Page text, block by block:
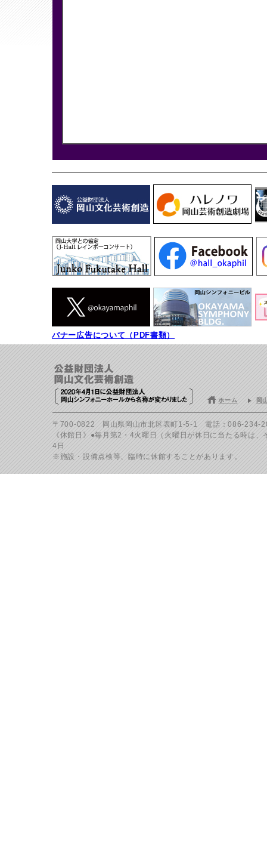
バナー広告について（PDF書類）
岡
ホーム
〒700-0822 岡山県岡山市北区表町1-5-1 電話：086-234-
《休館日》●毎月第2・4火曜日（火曜日が休日に当たる時は
4日
※施設・設備点検等、臨時に休館することがあります。